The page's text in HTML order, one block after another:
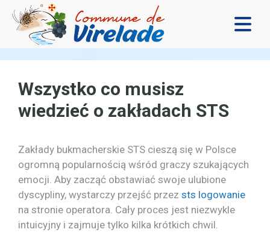
LA MAIRIE & VOUS
VIVRE ENSEMBLE
SE DIVERTIR
CONTACT
Wszystko co musisz
wiedzieć o zakładach STS
Zakłady bukmacherskie STS cieszą się w Polsce
ogromną popularnością wśród graczy szukających
emocji. Aby zacząć obstawiać swoje ulubione
dyscypliny, wystarczy przejść przez sts logowanie
na stronie operatora. Cały proces jest niezwykle
intuicyjny i zajmuje tylko kilka krótkich chwil.